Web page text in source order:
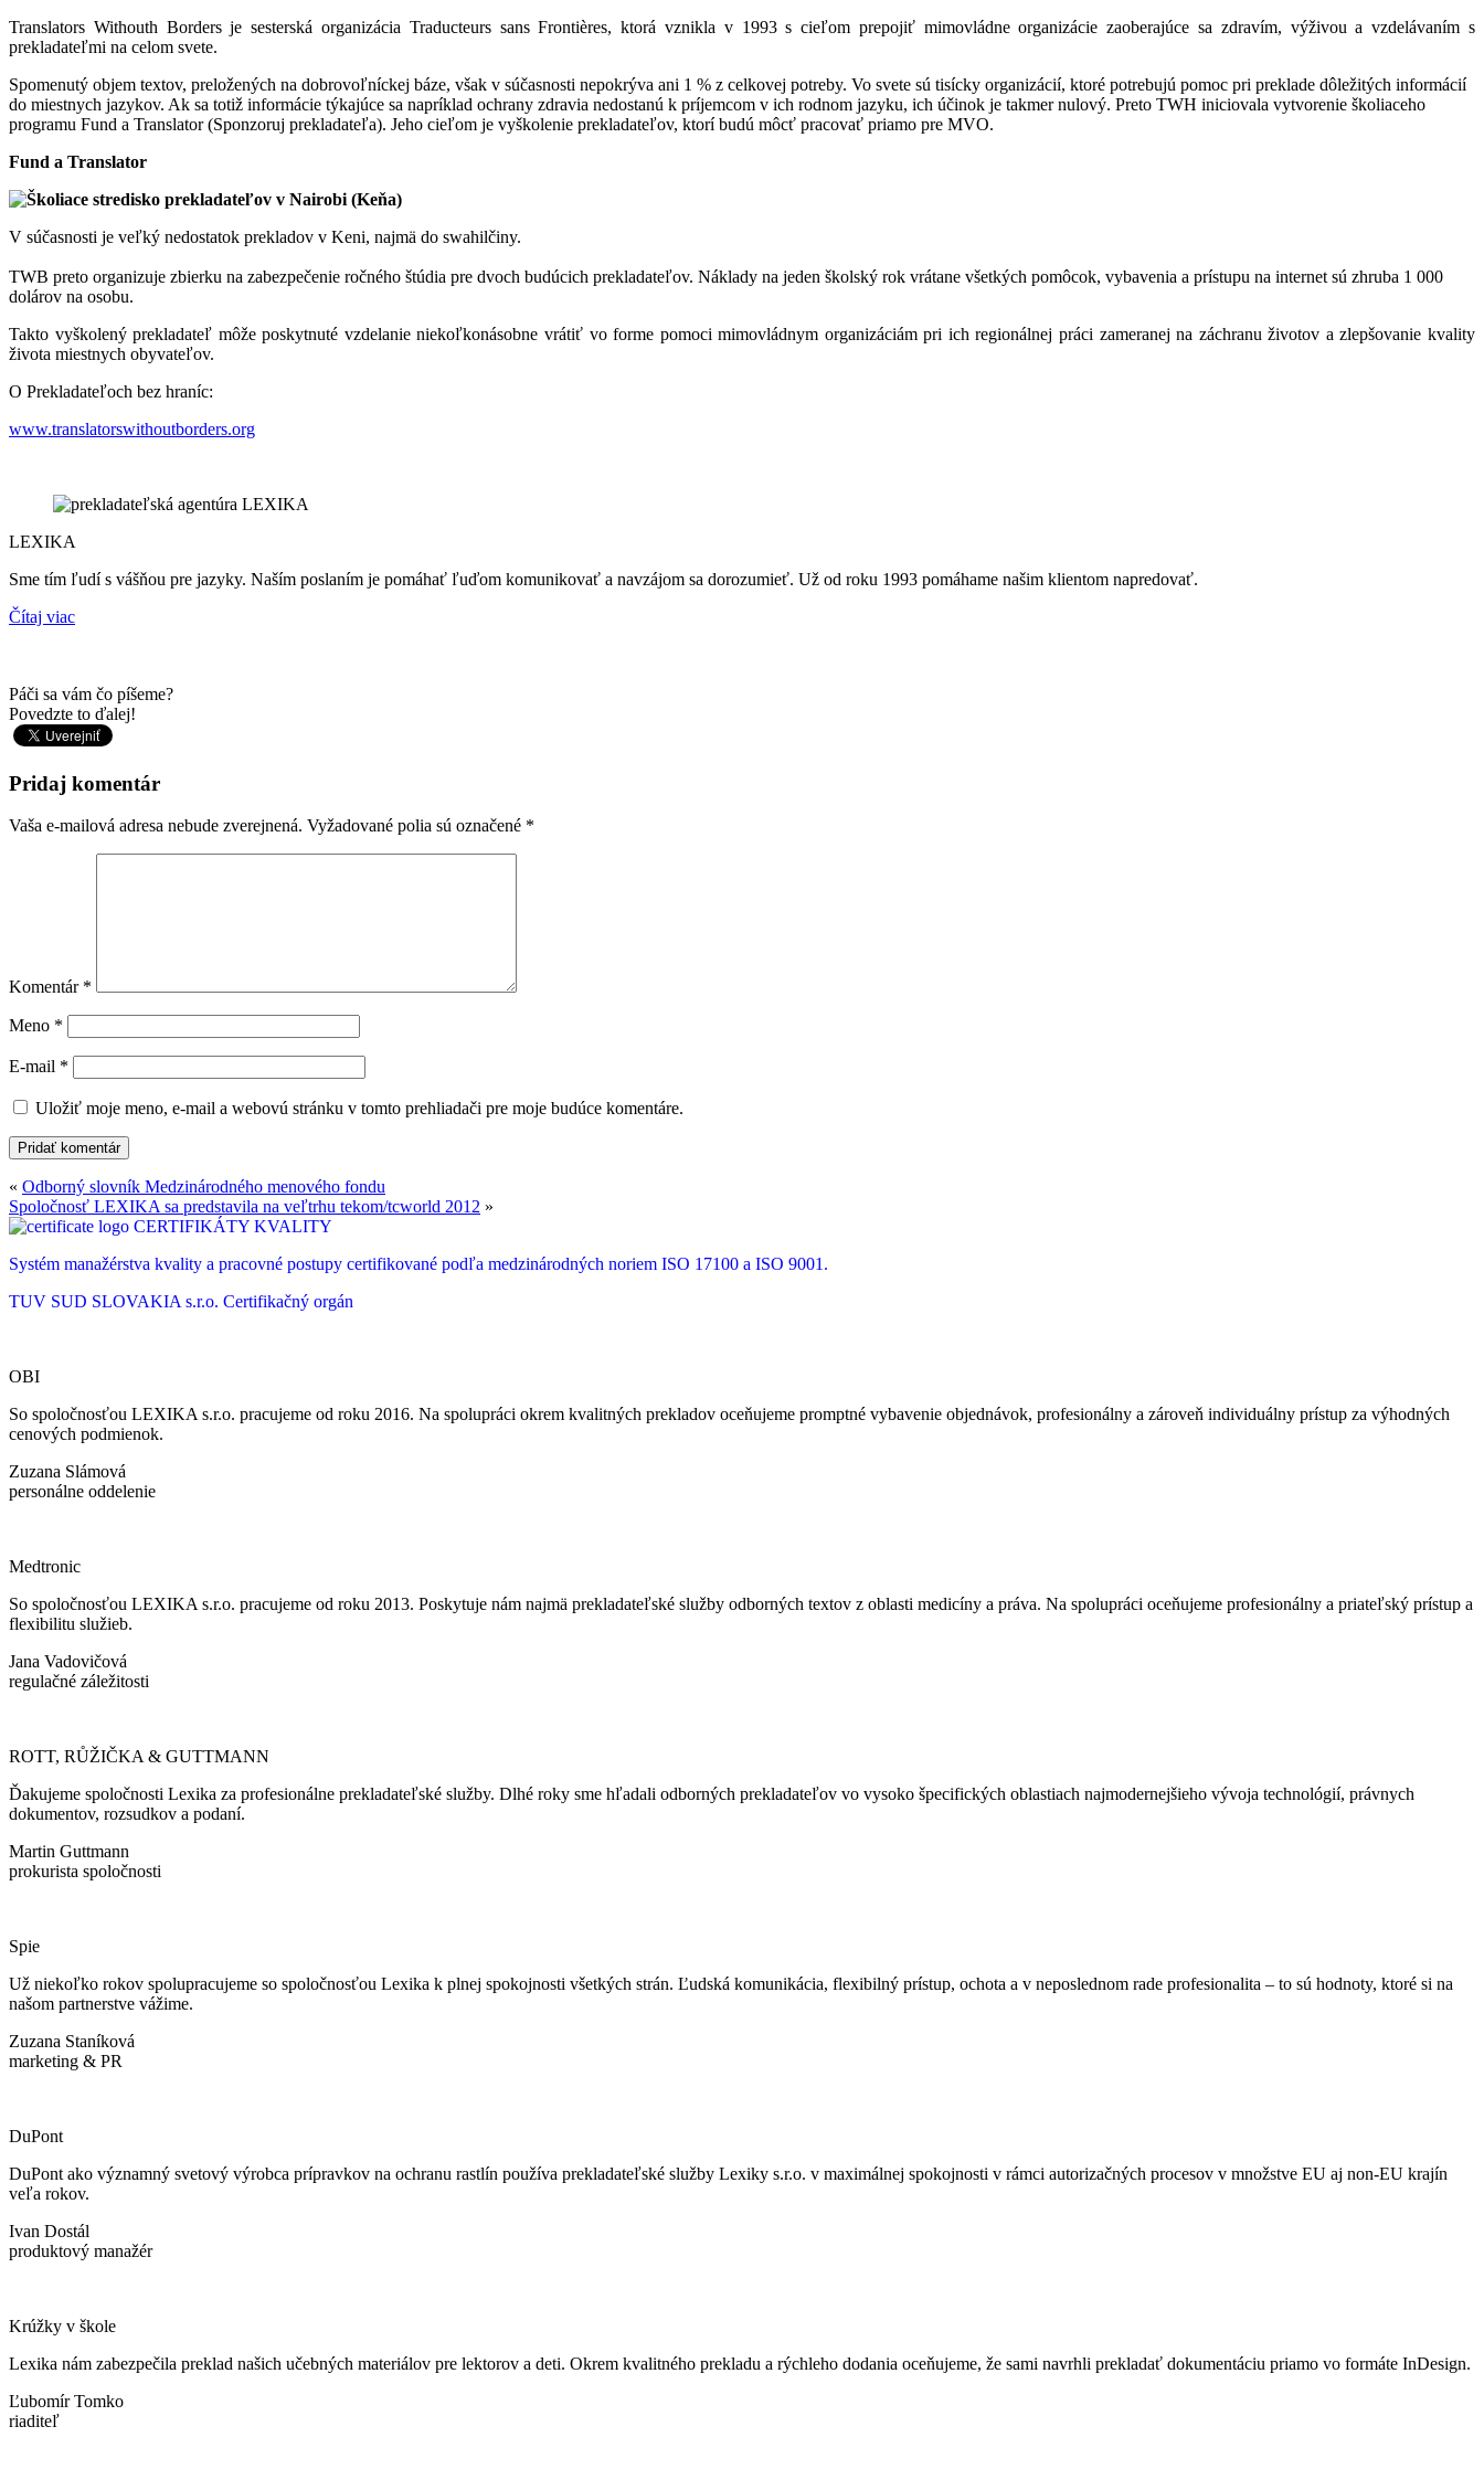
Translators Withouth Borders je sesterská organizácia Traducteurs sans Frontières, ktorá vznikla v 1993 s cieľom prepojiť mimovládne organizácie zaoberajúce sa zdravím, výživou a vzdelávaním s
prekladateľmi na celom svete.
Spomenutý objem textov, preložených na dobrovoľníckej báze, však v súčasnosti nepokrýva ani 1 % z celkovej potreby. Vo svete sú tisícky organizácií, ktoré potrebujú pomoc pri preklade dôležitých informácií
do miestnych jazykov. Ak sa totiž informácie týkajúce sa napríklad ochrany zdravia nedostanú k príjemcom v ich rodnom jazyku, ich účinok je takmer nulový. Preto TWH iniciovala vytvorenie školiaceho
programu Fund a Translator (Sponzoruj prekladateľa). Jeho cieľom je vyškolenie prekladateľov, ktorí budú môcť pracovať priamo pre MVO.
Fund a Translator
V súčasnosti je veľký nedostatok prekladov v Keni, najmä do swahilčiny.
TWB preto organizuje zbierku na zabezpečenie ročného štúdia pre dvoch budúcich prekladateľov. Náklady na jeden školský rok vrátane všetkých pomôcok, vybavenia a prístupu na internet sú zhruba 1 000
dolárov na osobu.
Takto vyškolený prekladateľ môže poskytnuté vzdelanie niekoľkonásobne vrátiť vo forme pomoci mimovládnym organizáciám pri ich regionálnej práci zameranej na záchranu životov a zlepšovanie kvality
života miestnych obyvateľov.
O Prekladateľoch bez hraníc:
www.translatorswithoutborders.org
LEXIKA
Sme tím ľudí s vášňou pre jazyky. Naším poslaním je pomáhať ľuďom komunikovať a navzájom sa dorozumieť. Už od roku 1993 pomáhame našim klientom napredovať.
Čítaj viac
Páči sa vám čo píšeme?
Povedzte to ďalej!
Pridaj komentár
Vaša e-mailová adresa nebude zverejnená. Vyžadované polia sú označené *
Komentár *
Meno *
E-mail *
Uložiť moje meno, e-mail a webovú stránku v tomto prehliadači pre moje budúce komentáre.
« Odborný slovník Medzinárodného menového fondu
Spoločnosť LEXIKA sa predstavila na veľtrhu tekom/tcworld 2012 »
CERTIFIKÁTY KVALITY
Systém manažérstva kvality a pracovné postupy certifikované podľa medzinárodných noriem ISO 17100 a ISO 9001.
TUV SUD SLOVAKIA s.r.o. Certifikačný orgán
OBI
So spoločnosťou LEXIKA s.r.o. pracujeme od roku 2016. Na spolupráci okrem kvalitných prekladov oceňujeme promptné vybavenie objednávok, profesionálny a zároveň individuálny prístup za výhodných
cenových podmienok.
Zuzana Slámová
personálne oddelenie
Medtronic
So spoločnosťou LEXIKA s.r.o. pracujeme od roku 2013. Poskytuje nám najmä prekladateľské služby odborných textov z oblasti medicíny a práva. Na spolupráci oceňujeme profesionálny a priateľský prístup a
flexibilitu služieb.
Jana Vadovičová
regulačné záležitosti
ROTT, RŮŽIČKA & GUTTMANN
Ďakujeme spoločnosti Lexika za profesionálne prekladateľské služby. Dlhé roky sme hľadali odborných prekladateľov vo vysoko špecifických oblastiach najmodernejšieho vývoja technológií, právnych
dokumentov, rozsudkov a podaní.
Martin Guttmann
prokurista spoločnosti
Spie
Už niekoľko rokov spolupracujeme so spoločnosťou Lexika k plnej spokojnosti všetkých strán. Ľudská komunikácia, flexibilný prístup, ochota a v neposlednom rade profesionalita – to sú hodnoty, ktoré si na
našom partnerstve vážime.
Zuzana Staníková
marketing & PR
DuPont
DuPont ako významný svetový výrobca prípravkov na ochranu rastlín používa prekladateľské služby Lexiky s.r.o. v maximálnej spokojnosti v rámci autorizačných procesov v množstve EU aj non-EU krajín
veľa rokov.
Ivan Dostál
produktový manažér
Krúžky v škole
Lexika nám zabezpečila preklad našich učebných materiálov pre lektorov a deti. Okrem kvalitného prekladu a rýchleho dodania oceňujeme, že sami navrhli prekladať dokumentáciu priamo vo formáte InDesign.
Ľubomír Tomko
riaditeľ